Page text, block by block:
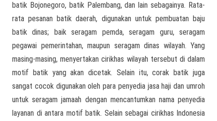
batik Bojonegoro, batik Palembang, dan lain sebagainya. Rata-
rata pesanan batik daerah, digunakan untuk pembuatan baju
batik dinas; baik seragam pemda, seragam guru, seragam
pegawai pemerintahan, maupun seragam dinas wilayah. Yang
masing-masing, menyertakan cirikhas wilayah tersebut di dalam
motif batik yang akan dicetak. Selain itu, corak batik juga
sangat cocok digunakan oleh para penyedia jasa haji dan umroh
untuk seragam jamaah dengan mencantumkan nama penyedia
layanan di antara motif batik. Selain sebagai cirikhas Indonesia